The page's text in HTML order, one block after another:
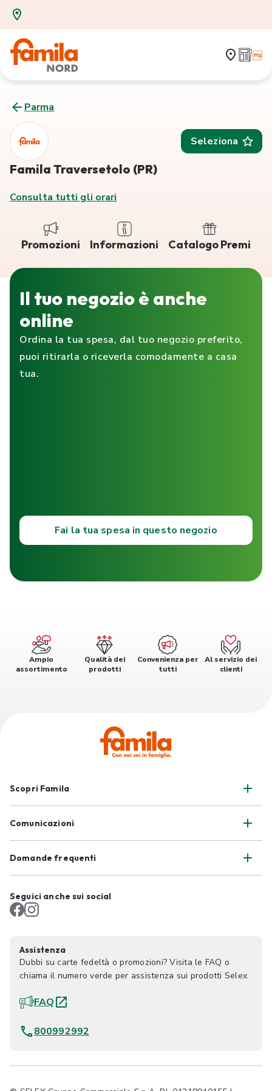
Parma
Seleziona
Famila Traversetolo (PR)
Consulta tutti gli orari
Promozioni Informazioni Catalogo Premi
Il tuo negozio è anche
online
Ordina la tua spesa, dal tuo negozio preferito,
puoi ritirarla o riceverla comodamente a casa
tua.
Fai la tua spesa in questo negozio
Ampio
assortimento
Qualità dei
prodotti
Convenienza per
tutti
Al servizio dei
clienti
Scopri Famila
Comunicazioni
Domande frequenti
Seguici anche sui social
Assistenza
Dubbi su carte fedeltà o promozioni? Visita le FAQ o
chiama il numero verde per assistenza sui prodotti Selex.
FAQ
800992992